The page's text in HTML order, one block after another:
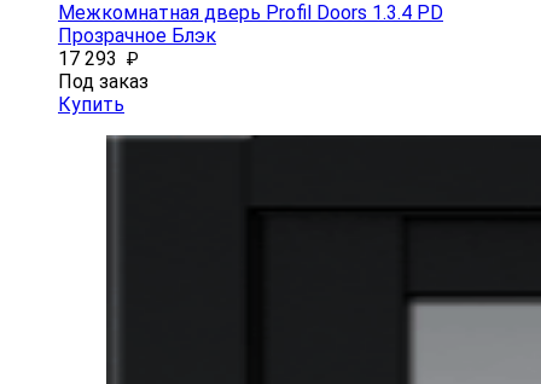
Межкомнатная дверь Profil Doors 1.3.4 PD
Прозрачное Блэк
17 293 ₽
Под заказ
Купить